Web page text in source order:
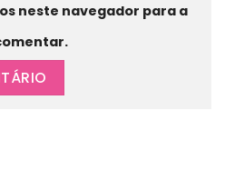
neste navegador para a